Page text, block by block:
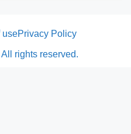
usePrivacy Policy
rights reserved.